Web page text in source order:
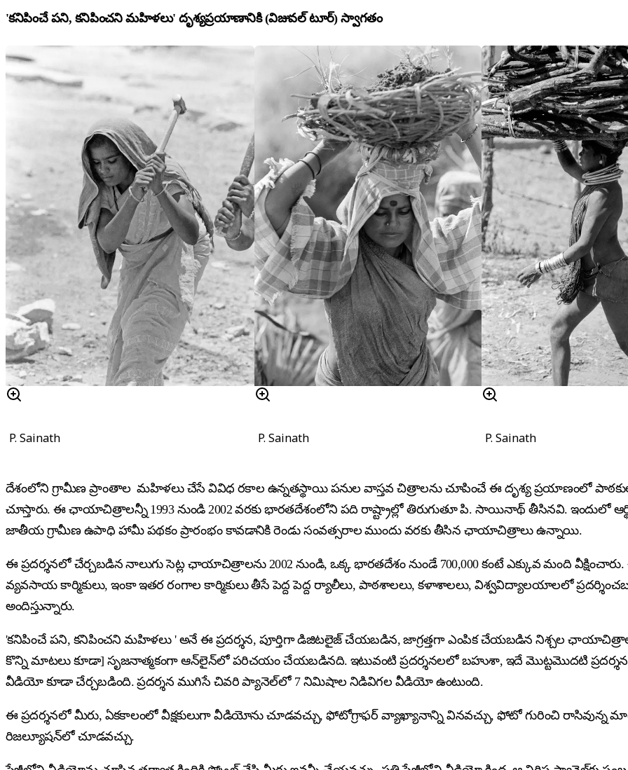
'కనిపించే పని, కనిపించని మహిళలు' దృశ్యప్రయాణానికి (విజువల్ టూర్) స్వాగతం
P. Sainath P. Sainath P. Sainath
దేశంలోని గ్రామీణ ప్రాంతాల మహిళలు చేసే వివిధ రకాల ఉన్నతస్థాయి పనుల వాస్తవ చిత్రాలను చూపించే ఈ దృశ్య ప్రయాణంలో
చూస్తారు. ఈ ఛాయాచిత్రాలన్నీ 1993 నుండి 2002 వరకు భారతదేశంలోని పది రాష్ట్రాల్లో తిరుగుతూ పి. సాయినాథ్ తీసినవి. ఇందులో
జాతీయ గ్రామీణ ఉపాధి హామీ పథకం ప్రారంభం కావడానికి రెండు సంవత్సరాల ముందు వరకు తీసిన ఛాయాచిత్రాలు ఉన్నాయి.
ఈ ప్రదర్శనలో చేర్చబడిన నాలుగు సెట్ల ఛాయాచిత్రాలను 2002 నుండి, ఒక్క భారతదేశం నుండే 700,000 కంటే ఎక్కువ మంది వీక్షించారు. ఈ
వ్యవసాయ కార్మికులు, ఇంకా ఇతర రంగాల కార్మికులు తీసే పెద్ద పెద్ద ర్యాలీలు, పాఠశాలలు, కళాశాలలు, విశ్వవిద్యాలయాలలో
అందిస్తున్నారు.
'కనిపించే పని, కనిపించని మహిళలు ' అనే ఈ ప్రదర్శన, పూర్తిగా డిజిటలైజ్ చేయబడిన, జాగ్రత్తగా ఎంపిక చేయబడిన నిశ్చల
కొన్ని మాటలు కూడా] సృజనాత్మకంగా ఆన్‌లైన్‌లో పరిచయం చేయబడినది. ఇటువంటి ప్రదర్శనలలో బహుశా, ఇదే మొట్టమొదటి ప్రదర్శన
వీడియో కూడా చేర్చబడింది. ప్రదర్శన ముగిసే చివరి ప్యానెల్‌లో 7 నిమిషాల నిడివిగల వీడియో ఉంటుంది.
ఈ ప్రదర్శనలో మీరు, ఏకకాలంలో వీక్షకులుగా వీడియోను చూడవచ్చు, ఫోటోగ్రాఫర్ వ్యాఖ్యానాన్ని వినవచ్చు, ఫోటో గురించి రాసివున్న
రిజల్యూషన్‌లో చూడవచ్చు.